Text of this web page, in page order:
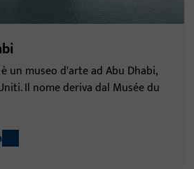
un museo d'arte ad Abu Dhabi,
Il nome deriva dal Musée du